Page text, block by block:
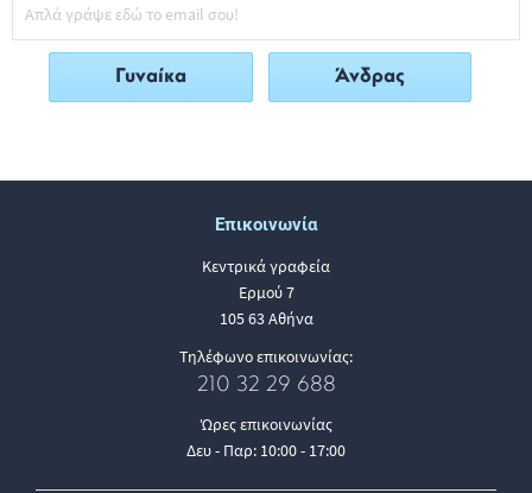
Γυναίκα Άνδρας
Επικοινωνία
Κεντρικά γραφεία
Ερμού 7
105 63 Αθήνα
Τηλέφωνο επικοινωνίας:
210 32 29 688
Ώρες επικοινωνίας
Δευ - Παρ: 10:00 - 17:00